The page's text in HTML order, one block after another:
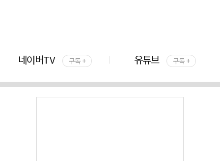
네이버TV 구독 + 유튜브 구독 +